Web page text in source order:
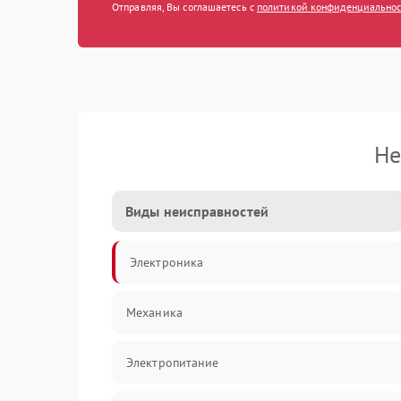
Отправляя, Вы соглашаетесь с политикой
Виды неисправностей
Электроника
Механика
Электропитание